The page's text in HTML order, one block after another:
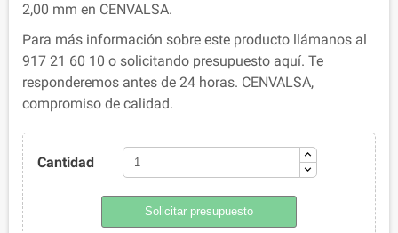
2,00 mm en CENVALSA.
Para más información sobre este producto llámanos al
917 21 60 10 o solicitando presupuesto aquí. Te
responderemos antes de 24 horas. CENVALSA,
compromiso de calidad.
Cantidad
Solicitar presupuesto